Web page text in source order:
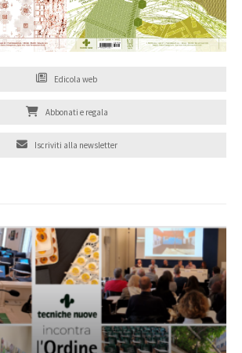
Edicola web
Abbonati e regala
Iscriviti alla newsletter